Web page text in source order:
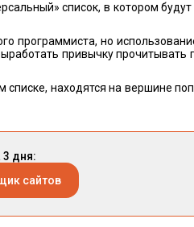
список, в котором
программиста, но
привычку прочитывать
списке, находятся на вершине
3 дня:
сайтов